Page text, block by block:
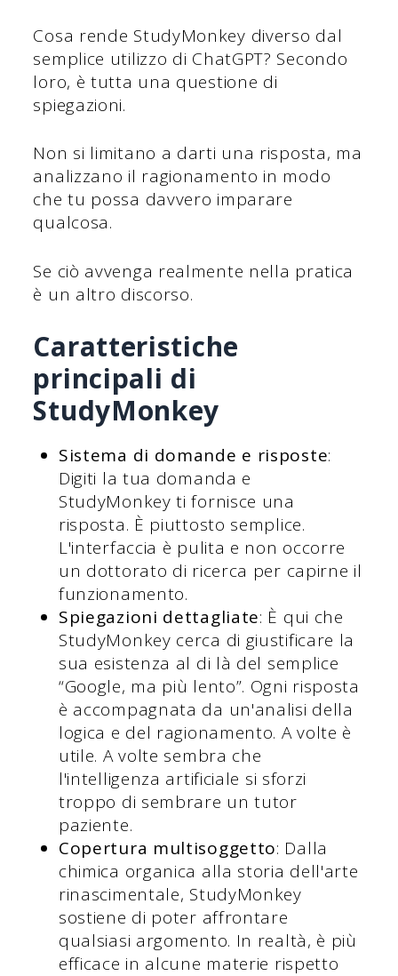
Cosa rende StudyMonkey diverso dal
semplice utilizzo di ChatGPT? Secondo
loro, è tutta una questione di
spiegazioni.
Non si limitano a darti una risposta, ma
analizzano il ragionamento in modo
che tu possa davvero imparare
qualcosa.
Se ciò avvenga realmente nella pratica
è un altro discorso.
Caratteristiche
principali di
StudyMonkey
Sistema di domande e risposte:
Digiti la tua domanda e
StudyMonkey ti fornisce una
risposta. È piuttosto semplice.
L'interfaccia è pulita e non occorre
un dottorato di ricerca per capirne il
funzionamento.
Spiegazioni dettagliate: È qui che
StudyMonkey cerca di giustificare la
sua esistenza al di là del semplice
“Google, ma più lento”. Ogni risposta
è accompagnata da un'analisi della
logica e del ragionamento. A volte è
utile. A volte sembra che
l'intelligenza artificiale si sforzi
troppo di sembrare un tutor
paziente.
Copertura multisoggetto: Dalla
chimica organica alla storia dell'arte
rinascimentale, StudyMonkey
sostiene di poter affrontare
qualsiasi argomento. In realtà, è più
efficace in alcune materie rispetto